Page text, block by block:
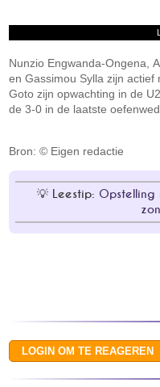
Nunzio Engwanda-Ongena,
en Gassimou Sylla zijn actief
Goto zijn opwachting in de
de 3-0 in de laatste
Bron: © Eigen redactie
Leestip: Opstelling